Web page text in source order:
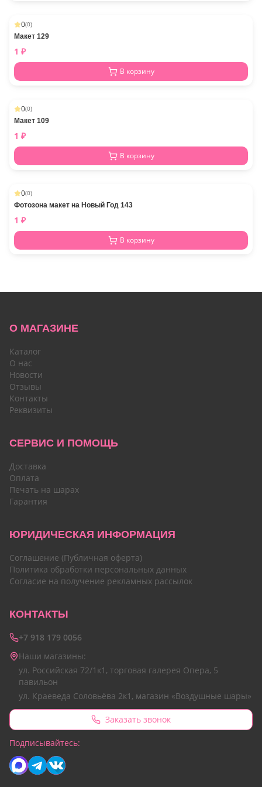
0(0)
Макет 129
1 ₽
В корзину
0(0)
Макет 109
1 ₽
В корзину
0(0)
Фотозона макет на Новый Год 143
1 ₽
В корзину
О МАГАЗИНЕ
Каталог
О нас
Новости
Отзывы
Контакты
Реквизиты
СЕРВИС И ПОМОЩЬ
Доставка
Оплата
Печать на шарах
Гарантия
ЮРИДИЧЕСКАЯ ИНФОРМАЦИЯ
Соглашение (Публичная оферта)
Политика обработки персональных данных
Согласие на получение рекламных рассылок
КОНТАКТЫ
+7 918 179 0056
Наши магазины:
ул. Российская 72/1к1, торговая галерея Опера, 5
павильон
ул. Краеведа Соловьёва 2к1, магазин «Воздушные шары»
Заказать звонок
Подписывайтесь: